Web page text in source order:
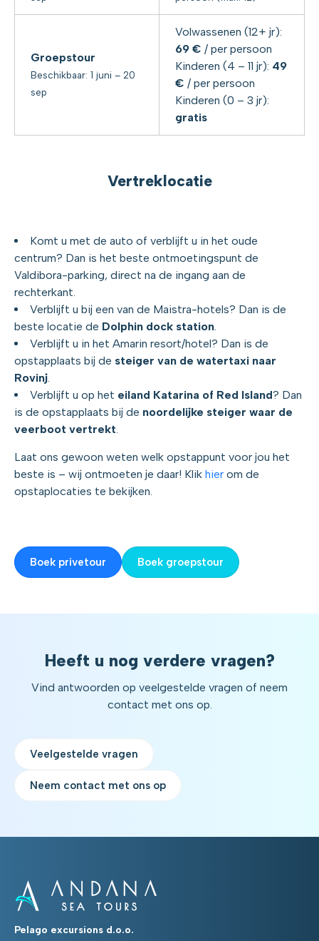
Groepstour
Beschikbaar: 1 juni – 20
sep
Volwassenen (12+ jr):
69 € / per persoon
Kinderen (4 – 11 jr): 49
€ / per persoon
Kinderen (0 – 3 jr):
gratis
Vertreklocatie
Komt u met de auto of verblijft u in het oude
centrum? Dan is het beste ontmoetingspunt de
Valdibora-parking, direct na de ingang aan de
rechterkant.
Verblijft u bij een van de Maistra-hotels? Dan is de
beste locatie de Dolphin dock station.
Verblijft u in het Amarin resort/hotel? Dan is de
opstapplaats bij de steiger van de watertaxi naar
Rovinj.
Verblijft u op het eiland Katarina of Red Island? Dan
is de opstapplaats bij de noordelijke steiger waar de
veerboot vertrekt.
Laat ons gewoon weten welk opstappunt voor jou het
beste is – wij ontmoeten je daar! Klik hier om de
opstaplocaties te bekijken.
Boek privetour Boek groepstour
Heeft u nog verdere vragen?
Vind antwoorden op veelgestelde vragen of neem
contact met ons op.
Veelgestelde vragen
Neem contact met ons op
Pelago excursions d.o.o.